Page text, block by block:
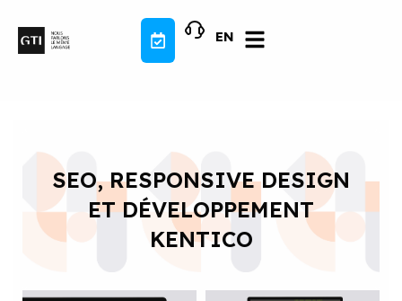
contenu
EN
SEO, RESPONSIVE DESIGN
ET DÉVELOPPEMENT
KENTICO